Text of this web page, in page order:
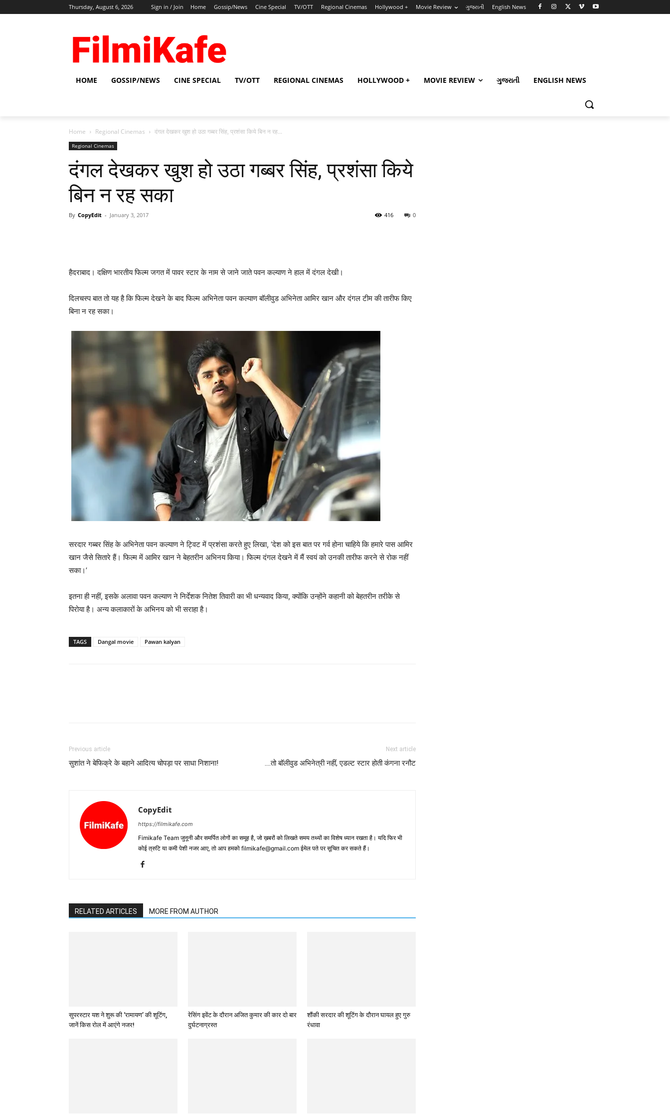
Thursday, August 6, 2026 Sign in / Join Home Gossip/News Cine Special TV/OTT Regional Cinemas Hollywood + Movie Review ગુજરાતી English News
HOME GOSSIP/NEWS CINE SPECIAL TV/OTT REGIONAL CINEMAS HOLLYWOOD + MOVIE REVIEW ગુજરાતી ENGLISH NEWS
Home Regional Cinemas दंगल देखकर खुश हो उठा गब्‍बर सिंह, प्रशंसा किये बिन न रह...
Regional Cinemas
दंगल देखकर खुश हो उठा गब्‍बर सिंह, प्रशंसा किये
बिन न रह सका
By CopyEdit - January 3, 2017 0
416
हैदराबाद। दक्षिण भारतीय फिल्‍म जगत में पावर स्‍टार के नाम से जाने जाते पवन कल्‍याण ने हाल में दंगल देखी।
दिलचस्‍प बात तो यह है कि फिल्‍म देखने के बाद फिल्‍म अभिनेता पवन कल्‍याण बॉलीवुड अभिनेता आमिर खान और दंगल टीम की तारीफ किए
बिना न रह सका।
सरदार गब्‍बर सिंह के अभिनेता पवन कल्‍याण ने ट्विट में प्रशंसा करते हुए लिखा, ‘देश को इस बात पर गर्व होना चाहिये कि हमारे पास आमिर
खान जैसे सितारे हैं। फिल्‍म में आमिर खान ने बेहतरीन अभिनय किया। फिल्‍म दंगल देखने में मैं स्‍वयं को उनकी तारीफ करने से रोक नहीं
सका।’
इतना ही नहीं, इसके अलावा पवन कल्‍याण ने निर्देशक नितेश तिवारी का भी धन्‍यवाद किया, क्‍योंकि उन्‍होंने कहानी को बेहतरीन तरीके से
पिरोया है। अन्‍य कलाकारों के अभिनय को भी सराहा है।
TAGS Dangal movie Pawan kalyan
Previous article
सुशांत ने बेफिक्रे के बहाने आदित्‍य चोपड़ा पर साधा निशाना!
Next article
….तो बॉलीवुड अभिनेत्री नहीं, एडल्‍ट स्‍टार होती कंगना रनौट
CopyEdit
https://filmikafe.com
Fimikafe Team जुनूनी और समर्पित लोगों का समूह है, जो ख़बरों को लिखते समय तथ्‍यों का विशेष ध्‍यान रखता है। यदि फिर भी
कोई त्रुटि या कमी पेशी नजर आए, तो आप हमको filmikafe@gmail.com ईमेल पते पर सूचित कर सकते हैं।
RELATED ARTICLES MORE FROM AUTHOR
सुपरस्टार यश ने शुरू की ‘रामायण’ की शूटिंग,
जानें किस रोल में आएंगे नजर!
रेसिंग इवेंट के दौरान अजित कुमार की कार दो बार
दुर्घटनाग्रस्त
शौंकी सरदार की शूटिंग के दौरान घायल हुए गुरु
रंधावा